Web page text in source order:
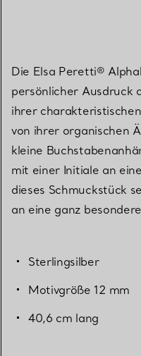
Die Elsa Peretti®
persönlicher Ausdruck
ihrer
von ihrer organischen
kleine
mit einer Initiale an
dieses Schmuckstück
an eine ganz
Sterlingsilber
Motivgröße 12 mm
40,6 cm lang